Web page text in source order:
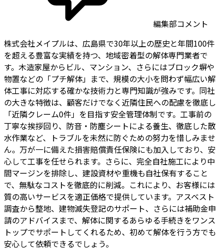
編集部コメント
株式会社メイプルは、広島県で30年以上の歴史と年間100件
を超える豊富な実績を持つ、地域密着型の解体専門業者で
す。木造家屋からビル、マンション、さらにはブロック塀や
物置などの「プチ解体」まで、規模の大小を問わず幅広い解
体工事に対応する確かな技術力と専門知識が強みです。同社
の大きな特徴は、顧客だけでなく近隣住民への配慮を徹底し
「近隣クレーム0件」を目指す安全管理体制です。工事前の
丁寧な挨拶回り、防音・防塵シートによる養生、徹底した散
水作業など、トラブルを未然に防ぐための努力を惜しみませ
ん。万が一に備えた損害賠償責任保険にも加入しており、安
心して工事を任せられます。さらに、完全自社施工により中
間マージンを排除し、建設資材や重機も自社保有すること
で、無駄なコストを徹底的に削減。これにより、お客様には
質の高いサービスを適正価格で提供しています。アスベスト
調査から整地、建物滅失登記のサポート、さらには補助金申
請のアドバイスまで、解体に関するあらゆる手続きをワンス
トップでサポートしてくれるため、初めて解体を行う方でも
安心して依頼できるでしょう。